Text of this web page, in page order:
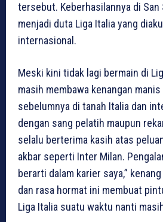
tersebut. Keberhasilannya di San
menjadi duta Liga Italia yang
internasional.
Meski kini tidak lagi bermain di
masih membawa kenangan
sebelumnya di tanah Italia dan
dengan sang pelatih maupun
selalu berterima kasih atas
akbar seperti Inter Milan.
berarti dalam karier saya,”
dan rasa hormat ini membuat
Liga Italia suatu waktu nanti